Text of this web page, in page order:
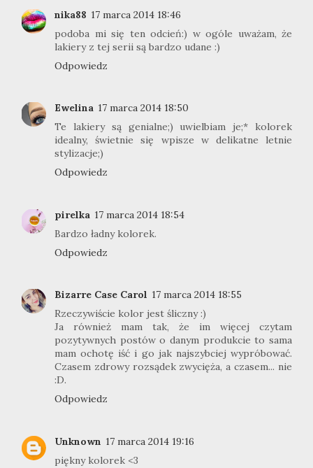
nika88 17 marca 2014 18:46
podoba mi się ten odcień:) w ogóle uważam, że
lakiery z tej serii są bardzo udane :)
Odpowiedz
Ewelina 17 marca 2014 18:50
Te lakiery są genialne;) uwielbiam je;* kolorek
idealny, świetnie się wpisze w delikatne letnie
stylizacje;)
Odpowiedz
pirelka 17 marca 2014 18:54
Bardzo ładny kolorek.
Odpowiedz
Bizarre Case Carol 17 marca 2014 18:55
Rzeczywiście kolor jest śliczny :)
Ja również mam tak, że im więcej czytam
pozytywnych postów o danym produkcie to sama
mam ochotę iść i go jak najszybciej wypróbować.
Czasem zdrowy rozsądek zwycięża, a czasem... nie
:D.
Odpowiedz
Unknown 17 marca 2014 19:16
piękny kolorek <3